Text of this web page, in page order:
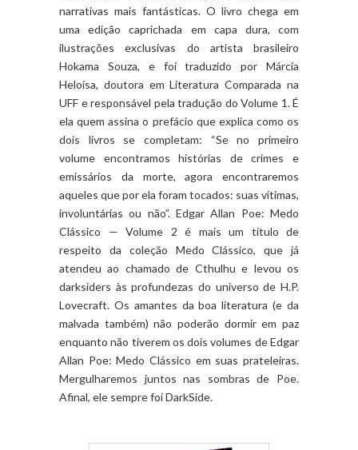
narrativas mais fantásticas. O livro chega em
uma edição caprichada em capa dura, com
ilustrações exclusivas do artista brasileiro
Hokama Souza, e foi traduzido por Márcia
Heloísa, doutora em Literatura Comparada na
UFF e responsável pela tradução do Volume 1. É
ela quem assina o prefácio que explica como os
dois livros se completam: “Se no primeiro
volume encontramos histórias de crimes e
emissários da morte, agora encontraremos
aqueles que por ela foram tocados: suas vítimas,
involuntárias ou não”. Edgar Allan Poe: Medo
Clássico — Volume 2 é mais um título de
respeito da coleção Medo Clássico, que já
atendeu ao chamado de Cthulhu e levou os
darksiders às profundezas do universo de H.P.
Lovecraft. Os amantes da boa literatura (e da
malvada também) não poderão dormir em paz
enquanto não tiverem os dois volumes de Edgar
Allan Poe: Medo Clássico em suas prateleiras.
Mergulharemos juntos nas sombras de Poe.
Afinal, ele sempre foi DarkSide.